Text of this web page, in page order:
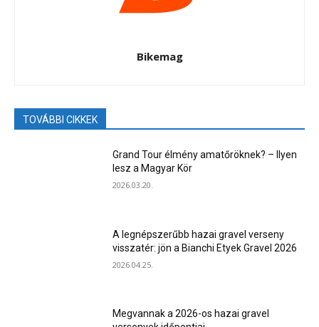
Bikemag
TOVÁBBI CIKKEK
Grand Tour élmény amatőröknek? – Ilyen
lesz a Magyar Kör
2026.03.20.
A legnépszerűbb hazai gravel verseny
visszatér: jön a Bianchi Etyek Gravel 2026
2026.04.25.
Megvannak a 2026-os hazai gravel